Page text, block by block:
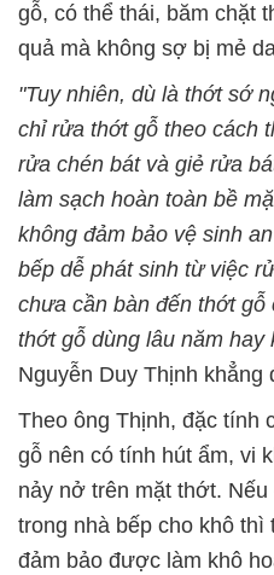
gỗ, có thể thái, băm chặt
quả mà không sợ bị mẻ
"Tuy nhiên, dù là thớt sớ
chỉ rửa thớt gỗ theo cách
rửa chén bát và giẻ rửa
làm sạch hoàn toàn bề
không đảm bảo vệ sinh
bếp dễ phát sinh từ việc
chưa cần bàn đến thớt gỗ
thớt gỗ dùng lâu năm hay
Nguyễn Duy Thịnh khẳng
Theo ông Thịnh, đặc tính
gỗ nên có tính hút ẩm, vi
nảy nở trên mặt thớt.
trong nhà bếp cho khô thì
đảm bảo được làm khô